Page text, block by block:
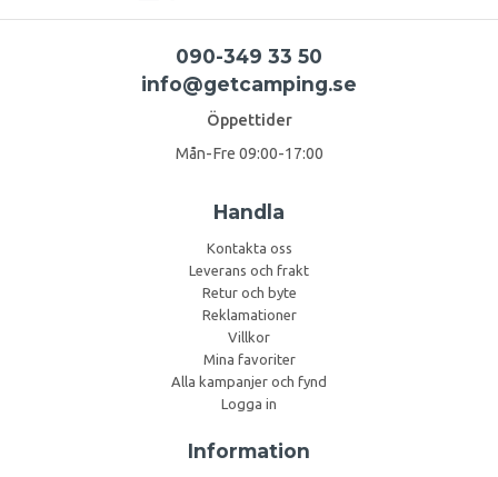
090-349 33 50
info@getcamping.se
Öppettider
Mån-Fre 09:00-17:00
Handla
Kontakta oss
Leverans och frakt
Retur och byte
Reklamationer
Villkor
Mina favoriter
Alla kampanjer och fynd
Logga in
Information